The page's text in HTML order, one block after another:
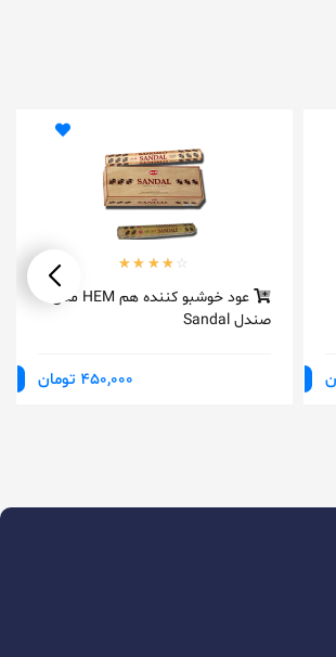
عود خوشبو کننده هم HEM مدل
صندل Sandal
450,000 تومان